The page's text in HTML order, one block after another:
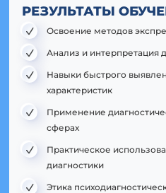
РЕЗУЛЬТАТЫ
Освоение методов
Анализ и интерпретация
Навыки быстрого
характеристик
Применение
сферах
Практическое
диагностики
Этика